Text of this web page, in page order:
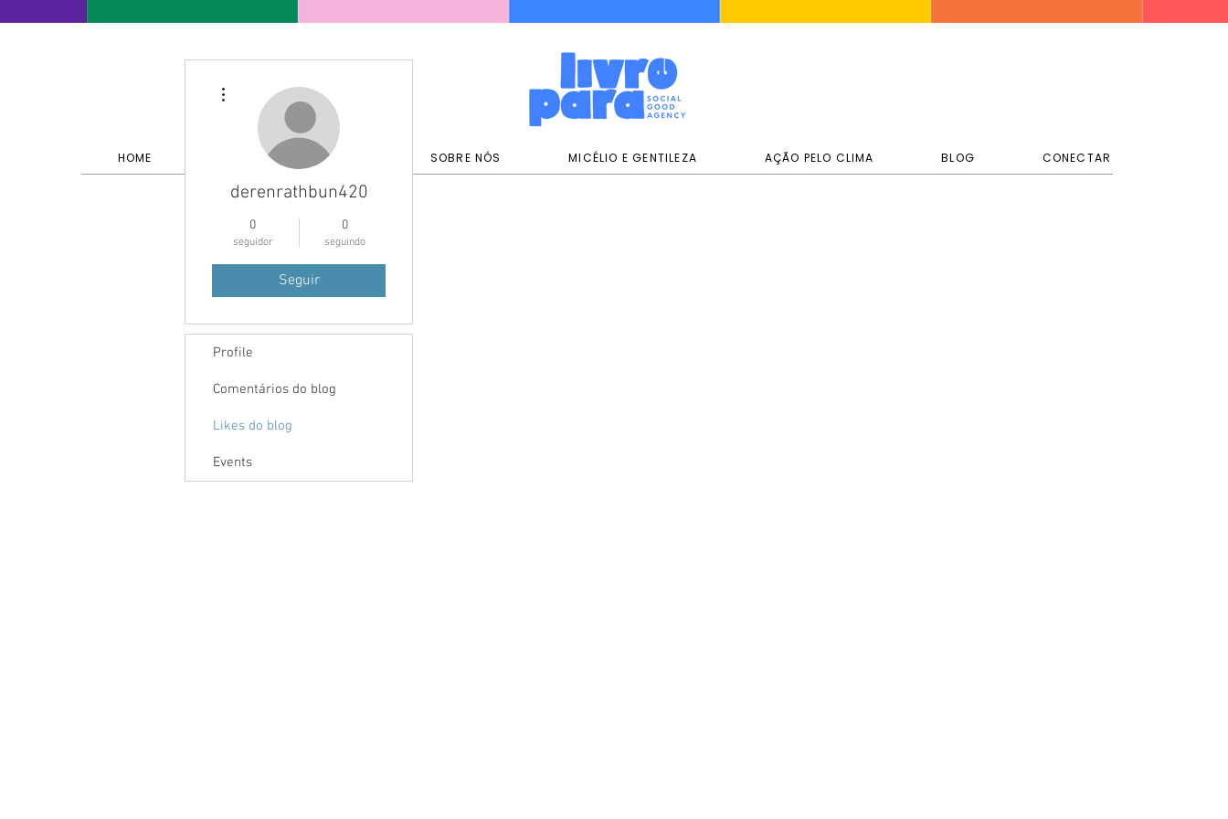
HOME SERVIÇOS E PORTFÓLIO SOBRE NÓS MICÉLIO E GENTILEZA AÇÃO PELO CLIMA BLOG CONECTAR
derenrathbun420
0
seguidor
0
seguindo
Seguir
Profile
Comentários do blog
Likes do blog
Events